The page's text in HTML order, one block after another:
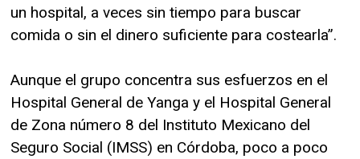
un hospital, a veces sin tiempo para buscar
comida o sin el dinero suficiente para costearla”.
Aunque el grupo concentra sus esfuerzos en el
Hospital General de Yanga y el Hospital General
de Zona número 8 del Instituto Mexicano del
Seguro Social (IMSS) en Córdoba, poco a poco